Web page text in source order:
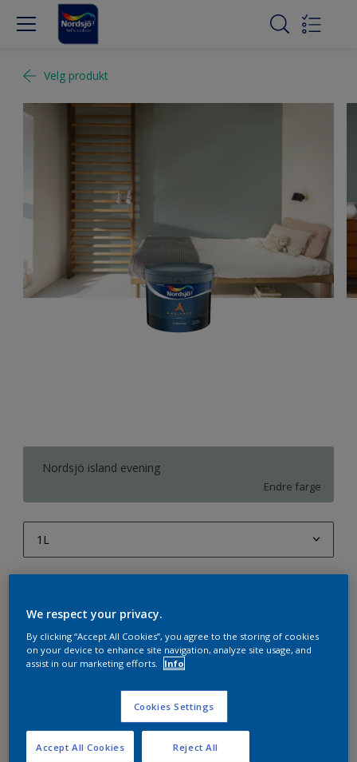
Velg produkt
Nordsjö island evening
Endre farge
1L
1L
10L
Legg i handleliste
Lagre i dine prosjekter Finn en forhandler
We respect your privacy.
By clicking “Accept All Cookies”, you agree to the storing of cookies
on your device to enhance site navigation, analyze site usage, and
assist in our marketing efforts.
Info
Cookies Settings
Reject All
Accept All Cookies